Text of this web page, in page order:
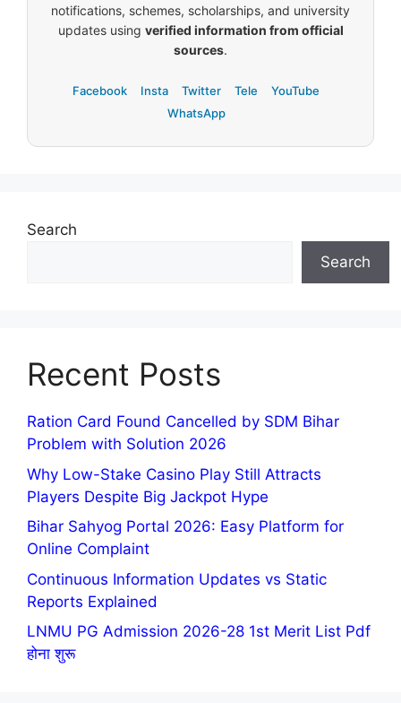
notifications, schemes, scholarships, and university
updates using verified information from official
sources.
Facebook Insta Twitter Tele
YouTube
WhatsApp
Search
Search
Recent Posts
Ration Card Found Cancelled by SDM Bihar
Problem with Solution 2026
Why Low-Stake Casino Play Still Attracts
Players Despite Big Jackpot Hype
Bihar Sahyog Portal 2026: Easy Platform for
Online Complaint
Continuous Information Updates vs Static
Reports Explained
LNMU PG Admission 2026-28 1st Merit List Pdf
होना शुरू